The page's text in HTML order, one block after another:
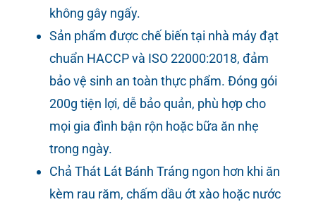
không gây ngấy.
Sản phẩm được chế biến tại nhà máy đạt
chuẩn HACCP và ISO 22000:2018, đảm
bảo vệ sinh an toàn thực phẩm. Đóng gói
200g tiện lợi, dễ bảo quản, phù hợp cho
mọi gia đình bận rộn hoặc bữa ăn nhẹ
trong ngày.
Chả Thát Lát Bánh Tráng ngon hơn khi ăn
kèm rau răm, chấm dầu ớt xào hoặc nước